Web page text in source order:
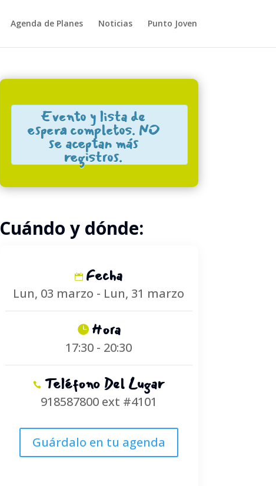
Agenda de Planes Noticias Punto Joven
Evento y lista de
espera completos. NO
se aceptan más
registros.
Cuándo y dónde:
Fecha
Lun, 03 marzo - Lun, 31 marzo
Hora
17:30 - 20:30
Teléfono Del Lugar
918587800 ext #4101
Guárdalo en tu agenda
Close